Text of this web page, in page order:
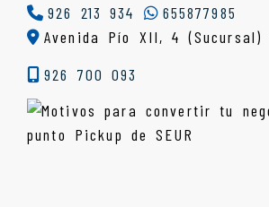
926 213 934
655877985
Avenida Pío XII, 4 (Sucursal)
926 700 093